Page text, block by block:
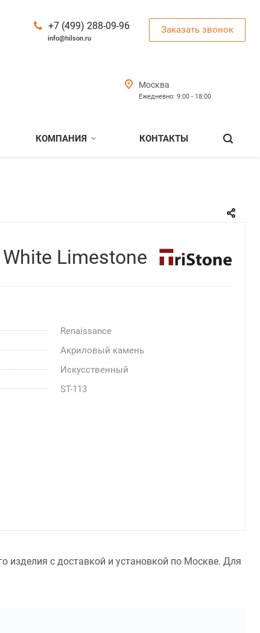
+7 (499) 288-09-96
info@hilson.ru
Заказать звонок
Москва
Ежедневно: 9:00 - 18:00
КОМПАНИЯ КОНТАКТЫ
Limestone
Renaissance
Акриловый камень
Искусственный
ST-113
изделия с доставкой и установкой по Москве. Для